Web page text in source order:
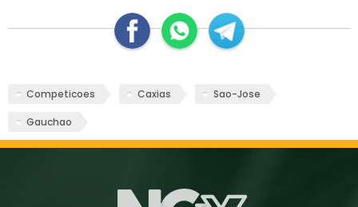
Competicoes Caxias Sao-Jose
Gauchao